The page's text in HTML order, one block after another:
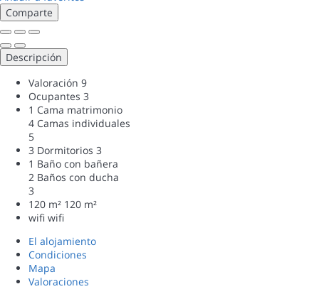
Comparte
Descripción
Valoración 9
Ocupantes 3
1 Cama matrimonio
4 Camas individuales
5
3 Dormitorios 3
1 Baño con bañera
2 Baños con ducha
3
120 m² 120 m²
wifi wifi
El alojamiento
Condiciones
Mapa
Valoraciones